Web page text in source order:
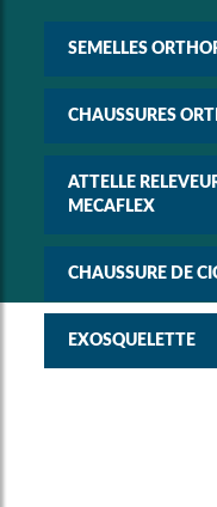
SEMELLES
CHAUSSURES
ATTELLE
MECAFLEX
CHAUSSURE DE
EXOSQUELETTE